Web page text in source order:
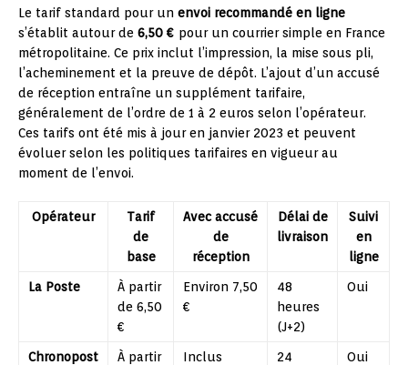
Le tarif standard pour un envoi recommandé en ligne
s’établit autour de 6,50 € pour un courrier simple en France
métropolitaine. Ce prix inclut l’impression, la mise sous pli,
l’acheminement et la preuve de dépôt. L’ajout d’un accusé
de réception entraîne un supplément tarifaire,
généralement de l’ordre de 1 à 2 euros selon l’opérateur.
Ces tarifs ont été mis à jour en janvier 2023 et peuvent
évoluer selon les politiques tarifaires en vigueur au
moment de l’envoi.
Opérateur
Tarif
de
base
Avec accusé
de
réception
Délai de
livraison
Suivi
en
ligne
La Poste
À partir
de 6,50
€
Environ 7,50
€
48
heures
(J+2)
Oui
Chronopost
À partir
Inclus
24
Oui